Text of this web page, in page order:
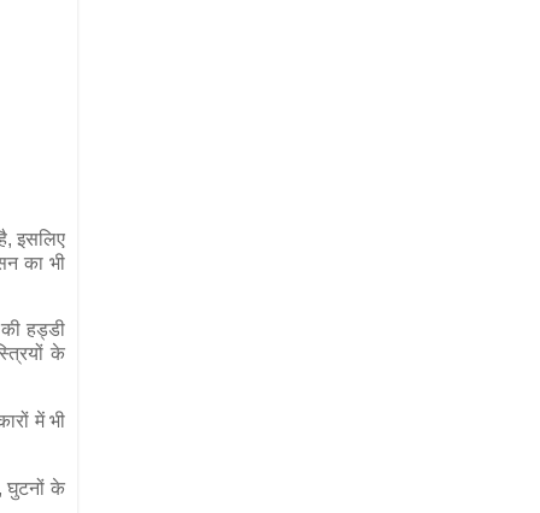
इसलिए
का भी
हड्डी
के
में भी
घुटनों के